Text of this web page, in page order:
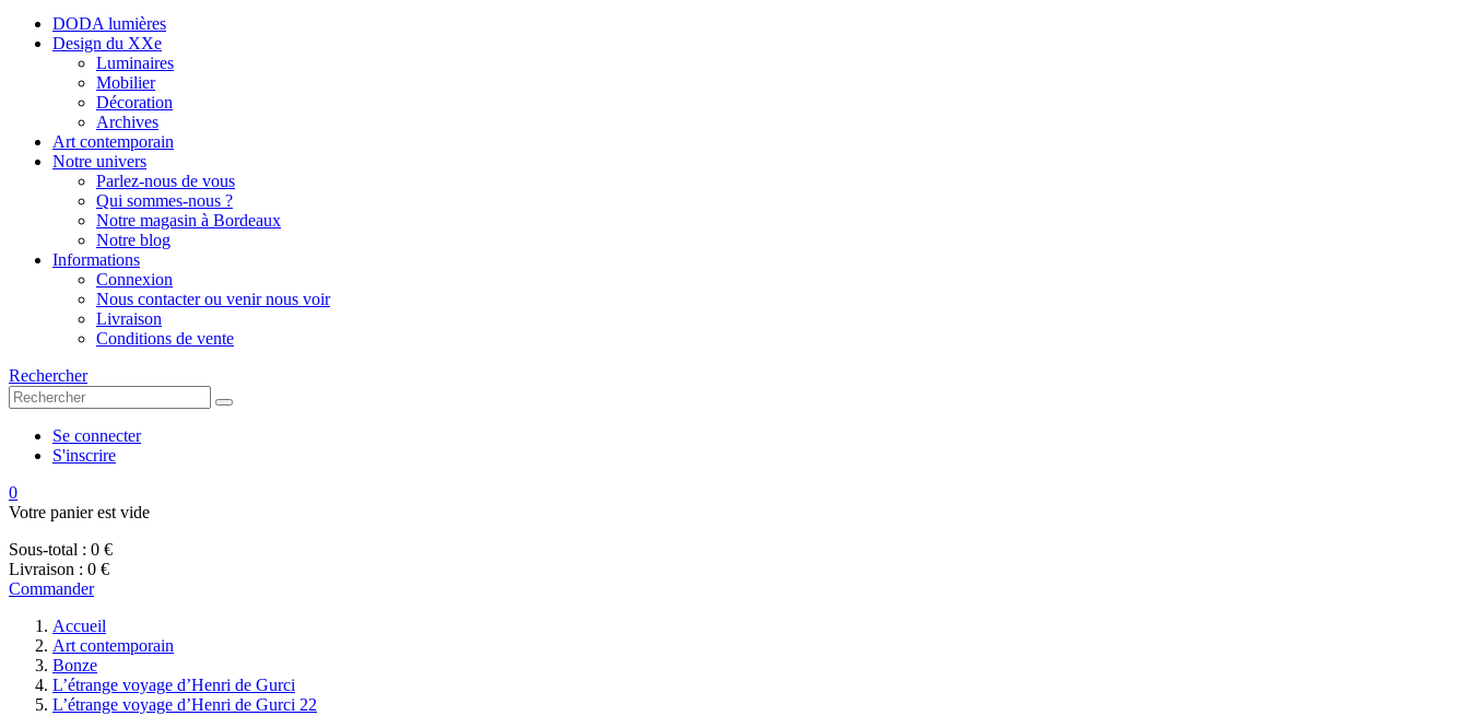
DODA lumières
Design du XXe
Luminaires
Mobilier
Décoration
Archives
Art contemporain
Notre univers
Parlez-nous de vous
Qui sommes-nous ?
Notre magasin à Bordeaux
Notre blog
Informations
Connexion
Nous contacter ou venir nous voir
Livraison
Conditions de vente
Rechercher
Se connecter
S'inscrire
0
Votre panier est vide
Sous-total : 0 €
Livraison : 0 €
Commander
Accueil
Art contemporain
Bonze
L’étrange voyage d’Henri de Gurci
L’étrange voyage d’Henri de Gurci 22